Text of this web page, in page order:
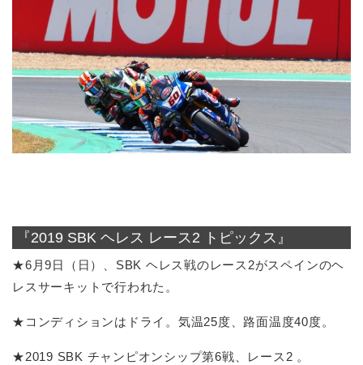
『2019 SBK ヘレス レース2 トピックス』
★6月9日（日）、SBK ヘレス戦のレース2がスペインのヘ
レスサーキットで行われた。
★コンディションはドライ。気温25度、路面温度40度。
★2019 SBK チャンピオンシップ第6戦、レース2 。